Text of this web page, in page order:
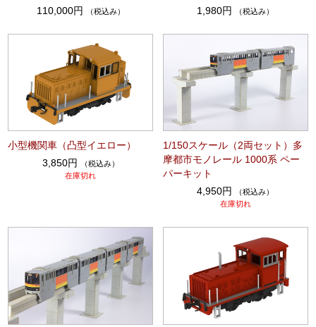
110,000円
（税込み）
1,980円
（税込み）
小型機関車（凸型イエロー）
3,850円
（税込み）
在庫切れ
1/150スケール（2両セット）多
摩都市モノレール 1000系 ペー
パーキット
4,950円
（税込み）
在庫切れ